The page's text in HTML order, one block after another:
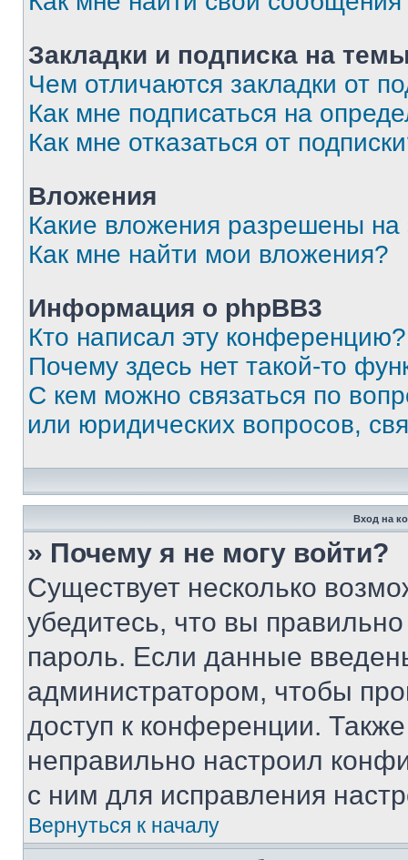
Закладки и подписка на
Чем отличаются закладки от
Как мне подписаться на
Как мне отказаться от
Вложения
Какие вложения разрешены
Как мне найти мои вложения?
Информация о phpBB3
Кто написал эту конференцию?
Почему здесь нет такой-то
С кем можно связаться по
или юридических вопросов,
Вход на
» Почему я не могу войти?
Существует несколько
убедитесь, что вы
пароль. Если данные
администратором, чтобы
доступ к конференции.
неправильно настроил
с ним для исправления
Вернуться к началу